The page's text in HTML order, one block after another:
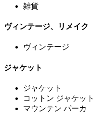
雑貨
ヴィンテージ、リメイク
ヴィンテージ
ジャケット
ジャケット
コットン ジャケット
マウンテン パーカ